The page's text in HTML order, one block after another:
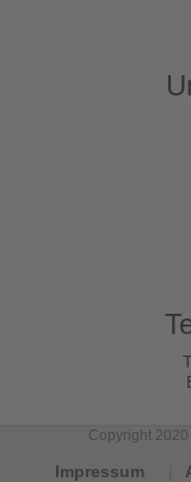
Copyright
Impressum